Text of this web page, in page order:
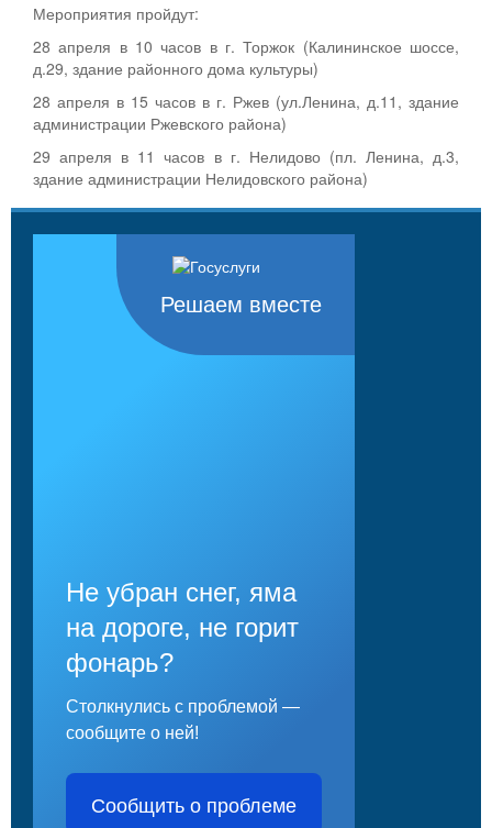
Мероприятия пройдут:
28 апреля в 10 часов в г. Торжок (Калининское шоссе,
д.29, здание районного дома культуры)
28 апреля в 15 часов в г. Ржев (ул.Ленина, д.11, здание
администрации Ржевского района)
29 апреля в 11 часов в г. Нелидово (пл. Ленина, д.3,
здание администрации Нелидовского района)
Решаем вместе
Не убран снег, яма
на дороге, не горит
фонарь?
Столкнулись с проблемой —
сообщите о ней!
Сообщить о проблеме